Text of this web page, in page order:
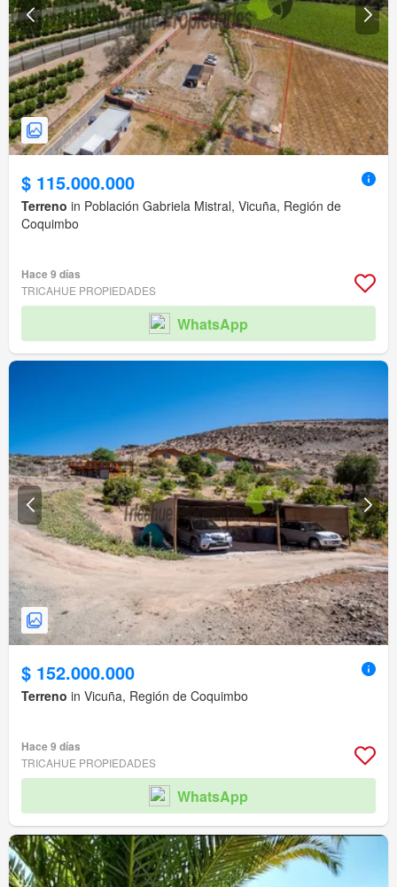
$ 115.000.000
Terreno in Población Gabriela Mistral, Vicuña, Región de
Coquimbo
Hace 9 días
TRICAHUE PROPIEDADES
WhatsApp
$ 152.000.000
Terreno in Vicuña, Región de Coquimbo
Hace 9 días
TRICAHUE PROPIEDADES
WhatsApp